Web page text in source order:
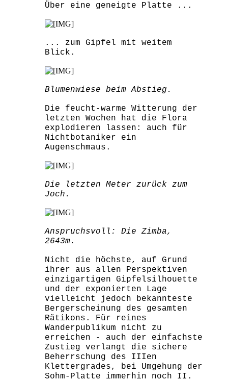
Über eine geneigte Platte ...
... zum Gipfel mit weitem
Blick.
Blumenwiese beim Abstieg.
Die feucht-warme Witterung der
letzten Wochen hat die Flora
explodieren lassen: auch für
Nichtbotaniker ein
Augenschmaus.
Die letzten Meter zurück zum
Joch.
Anspruchsvoll: Die Zimba,
2643m.
Nicht die höchste, auf Grund
ihrer aus allen Perspektiven
einzigartigen Gipfelsilhouette
und der exponierten Lage
vielleicht jedoch bekannteste
Bergerscheinung des gesamten
Rätikons. Für reines
Wanderpublikum nicht zu
erreichen - auch der einfachste
Zustieg verlangt die sichere
Beherrschung des IIIen
Klettergrades, bei Umgehung der
Sohm-Platte immerhin noch II.